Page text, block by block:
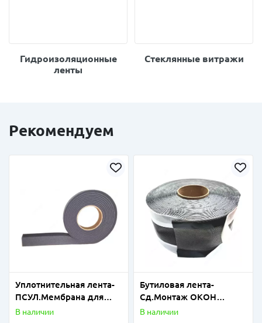
Гидроизоляционные
ленты
Стеклянные витражи
Рекомендуем
Уплотнительная лента-
ПСУЛ.Мембрана для
заполнения и
В наличии
Бутиловая лента-
Сд.Монтаж ОКОН
СНАРУЖИ.Гидроизоляци
В наличии